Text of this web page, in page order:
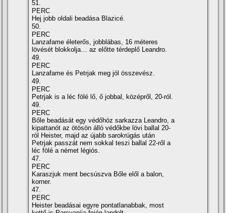
51.
PERC
Hej jobb oldali beadása Blazicé.
50.
PERC
Lanzafame életerős, jobblábas, 16 méteres
lövését blokkolja… az előtte térdeplő Leandro.
49.
PERC
Lanzafame és Petrjak meg jól összevész.
49.
PERC
Petrjak is a léc fölé lő, ő jobbal, középről, 20-ról.
49.
PERC
Bőle beadását egy védőhöz sarkazza Leandro, a
kipattanót az ötösön álló védőkbe lövi ballal 20-
ról Heister, majd az újabb sarokrúgás után
Petrjak passzát nem sokkal teszi ballal 22-ről a
léc fölé a német légiós.
47.
PERC
Karaszjuk ment becsúszva Bőle elől a balon,
korner.
47.
PERC
Heister beadásai egyre pontatlanabbak, most